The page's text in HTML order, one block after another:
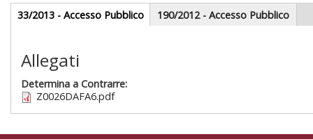
Gare appalti
33/2013 - Accesso Pubblico(scheda
attiva)
190/2012 - Accesso Pubblico
Sezione redazionale
Allegati
Determina a Contrarre:
Z0026DAFA6.pdf